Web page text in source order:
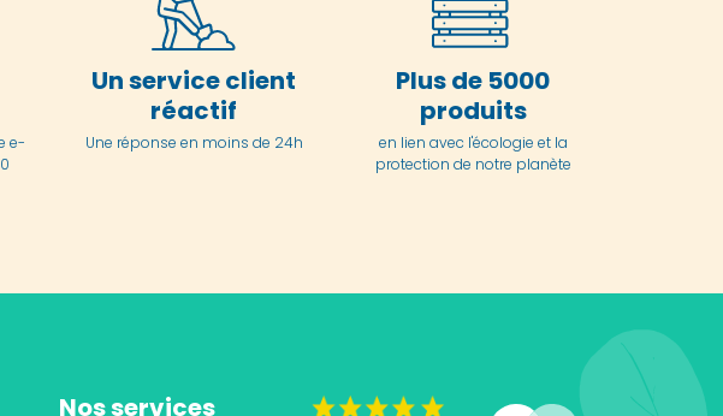
e-
Un service client
réactif
Une réponse en moins de 24h
Plus de 5000
produits
en lien avec l'écologie et la
protection de notre planète
Nos services